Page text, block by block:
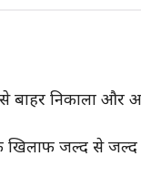
निकाला
जल्द से जल्द